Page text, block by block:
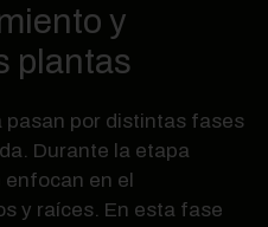
y
plantas
pasan por distintas fases
Durante la etapa
en el
y raíces. En esta fase